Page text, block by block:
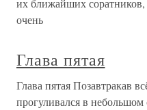
их ближайших
очень
Глава пятая
Глава пятая Позавтракав
прогуливался в небольшом